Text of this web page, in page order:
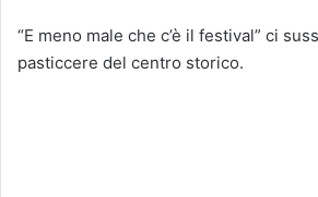
“E meno male che c’è il festival” ci
pasticcere del centro storico.